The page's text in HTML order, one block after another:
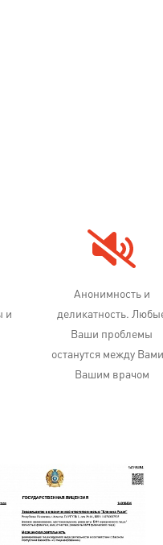
и
Анонимность и
деликатность.
Ваши проблемы
останутся между
Вашим врачом